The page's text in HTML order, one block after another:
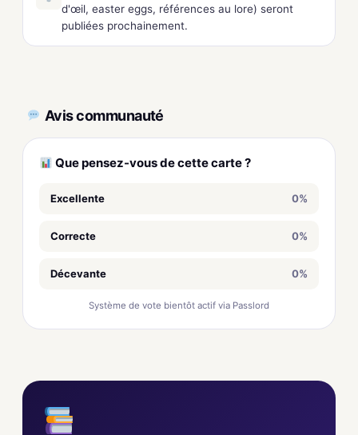
d'œil, easter eggs, références au lore) seront
publiées prochainement.
Avis communauté
Que pensez-vous de cette carte ?
Excellente 0%
Correcte 0%
Décevante 0%
Système de vote bientôt actif via Passlord